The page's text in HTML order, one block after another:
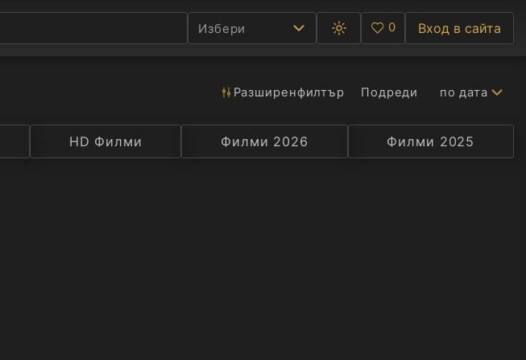
Избери
Превключване
между
светла
Любими
0 Вход в сайта
Разширенфилтър Подреди по дата
Рейтинг Селекция Превод Актьор
HD Филми Филми 2026 Филми 2025